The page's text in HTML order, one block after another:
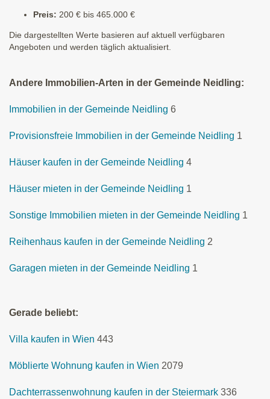
Preis: 200 € bis 465.000 €
Die dargestellten Werte basieren auf aktuell verfügbaren
Angeboten und werden täglich aktualisiert.
Andere Immobilien-Arten in der Gemeinde Neidling:
Immobilien in der Gemeinde Neidling 6
Provisionsfreie Immobilien in der Gemeinde Neidling 1
Häuser kaufen in der Gemeinde Neidling 4
Häuser mieten in der Gemeinde Neidling 1
Sonstige Immobilien mieten in der Gemeinde Neidling 1
Reihenhaus kaufen in der Gemeinde Neidling 2
Garagen mieten in der Gemeinde Neidling 1
Gerade beliebt:
Villa kaufen in Wien 443
Möblierte Wohnung kaufen in Wien 2079
Dachterrassenwohnung kaufen in der Steiermark 336